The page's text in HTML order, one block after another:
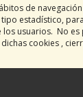
de
estadístico,
usuarios. No es
cookies ,